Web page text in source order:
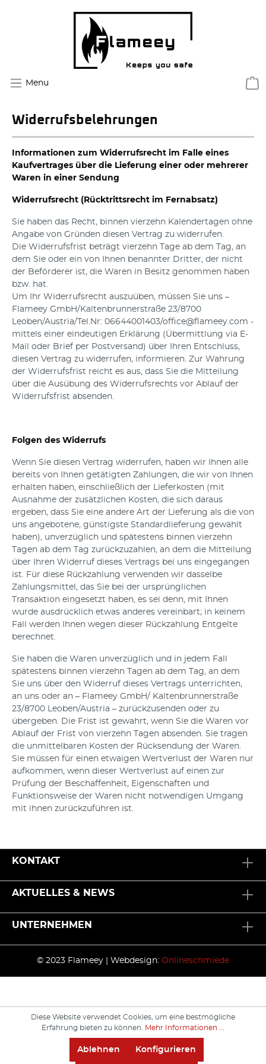
Menu
Widerrufsbelehrungen
Informationen zum Widerrufsrecht im Falle eines
Kaufvertrages über die Lieferung einer oder mehrerer
Waren in einer Sendung
Widerrufsrecht (Rücktrittsrecht im Fernabsatz)
Sie haben das Recht, binnen vierzehn Kalendertagen ohne
Angabe von Gründen diesen Vertrag zu widerrufen.
Die Widerrufsfrist beträgt vierzehn Tage ab dem Tag, an
dem Sie oder ein von Ihnen benannter Dritter, der nicht
der Beförderer ist, die Waren in Besitz genommen haben
bzw. hat.
Um Ihr Widerrufsrecht auszuüben, müssen Sie uns –
Flameey GmbH/Kaltenbrunnerstraße 23/8700
Leoben/Austria/Tel.Nr: 06644001403/office@flameey.com -
mittels einer eindeutigen Erklärung (Übermittlung via E-
Mail oder Brief per Postversand) über Ihren Entschluss,
diesen Vertrag zu widerrufen, informieren. Zur Wahrung
der Widerrufsfrist reicht es aus, dass Sie die Mitteilung
über die Ausübung des Widerrufsrechts vor Ablauf der
Widerrufsfrist absenden.
Folgen des Widerrufs
Wenn Sie diesen Vertrag widerrufen, haben wir Ihnen alle
bereits von Ihnen getätigten Zahlungen, die wir von Ihnen
erhalten haben, einschließlich der Lieferkosten (mit
Ausnahme der zusätzlichen Kosten, die sich daraus
ergeben, dass Sie eine andere Art der Lieferung als die von
uns angebotene, günstigste Standardlieferung gewählt
haben), unverzüglich und spätestens binnen vierzehn
Tagen ab dem Tag zurückzuzahlen, an dem die Mitteilung
über Ihren Widerruf dieses Vertrags bei uns eingegangen
ist. Für diese Rückzahlung verwenden wir dasselbe
Zahlungsmittel, das Sie bei der ursprünglichen
Transaktion eingesetzt haben, es sei denn, mit Ihnen
wurde ausdrücklich etwas anderes vereinbart; in keinem
Fall werden Ihnen wegen dieser Rückzahlung Entgelte
berechnet.
Sie haben die Waren unverzüglich und in jedem Fall
spätestens binnen vierzehn Tagen ab dem Tag, an dem
Sie uns über den Widerruf dieses Vertrags unterrichten,
an uns oder an – Flameey GmbH/ Kaltenbrunnerstraße
23/8700 Leoben/Austria – zurückzusenden oder zu
übergeben. Die Frist ist gewahrt, wenn Sie die Waren vor
Ablauf der Frist von vierzehn Tagen absenden. Sie tragen
die unmittelbaren Kosten der Rücksendung der Waren.
Sie müssen für einen etwaigen Wertverlust der Waren nur
aufkommen, wenn dieser Wertverlust auf einen zur
Prüfung der Beschaffenheit, Eigenschaften und
Funktionsweise der Waren nicht notwendigen Umgang
mit ihnen zurückzuführen ist.
KONTAKT
AKTUELLES & NEWS
UNTERNEHMEN
© 2023 Flameey | Webdesign: Onlineschmiede
Diese Website verwendet Cookies, um eine bestmögliche
Erfahrung bieten zu können.
Mehr Informationen ...
Ablehnen Konfigurieren